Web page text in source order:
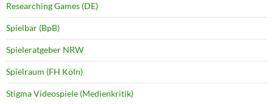
Researching Games (DE)
Spielbar (BpB)
Spieleratgeber NRW
Spielraum (FH Köln)
Stigma Videospiele (Medienkritik)